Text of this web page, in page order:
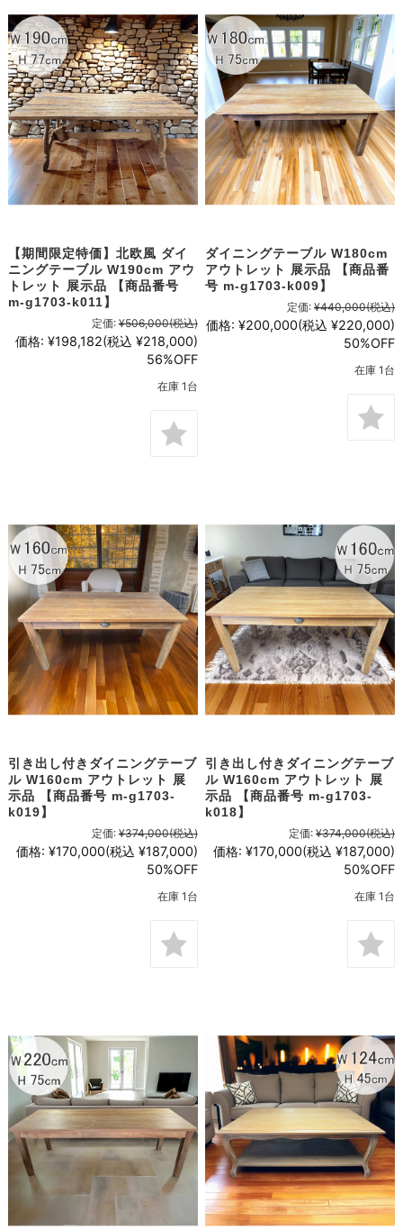
【期間限定特価】北欧風 ダイ
ニングテーブル W190cm アウ
トレット 展示品 【商品番号
m-g1703-k011】
定価: ¥506,000(税込)
価格: ¥198,182(税込 ¥218,000)
56%OFF
在庫 1台
ダイニングテーブル W180cm
アウトレット 展示品 【商品番
号 m-g1703-k009】
定価: ¥440,000(税込)
価格: ¥200,000(税込 ¥220,000)
50%OFF
在庫 1台
引き出し付きダイニングテーブ
ル W160cm アウトレット 展
示品 【商品番号 m-g1703-
k019】
定価: ¥374,000(税込)
価格: ¥170,000(税込 ¥187,000)
50%OFF
在庫 1台
引き出し付きダイニングテーブ
ル W160cm アウトレット 展
示品 【商品番号 m-g1703-
k018】
定価: ¥374,000(税込)
価格: ¥170,000(税込 ¥187,000)
50%OFF
在庫 1台